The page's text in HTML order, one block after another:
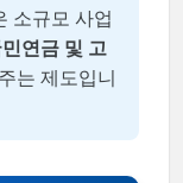
소규모 사업
연금 및 고
는 제도입니